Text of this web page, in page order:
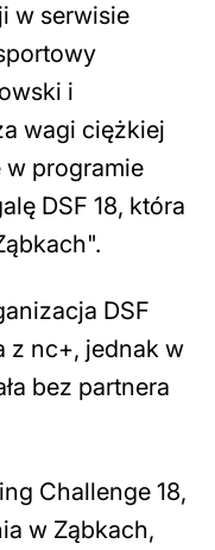
w serwisie
i
wagi ciężkiej
w programie
DSF 18, która
DSF
z nc+, jednak w
bez partnera
Challenge 18,
w Ząbkach,